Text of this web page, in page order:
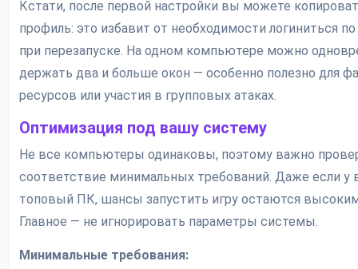
Кстати, после первой настройки вы можете
профиль: это избавит от необходимости логиниться
при перезапуске. На одном компьютере можно
держать два и больше окон — особенно полезно для
ресурсов или участия в групповых атаках.
Оптимизация под вашу систему
Не все компьютеры одинаковы, поэтому важно
соответствие минимальных требований. Даже если у
топовый ПК, шансы запустить игру остаются
Главное — не игнорировать параметры системы.
Минимальные требования: